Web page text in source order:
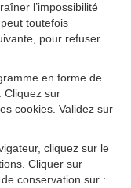
l’impossibilité
toutefois
pour refuser
en forme de
Cliquez sur
cookies. Validez sur
cliquez sur le
Cliquer sur
conservation sur :